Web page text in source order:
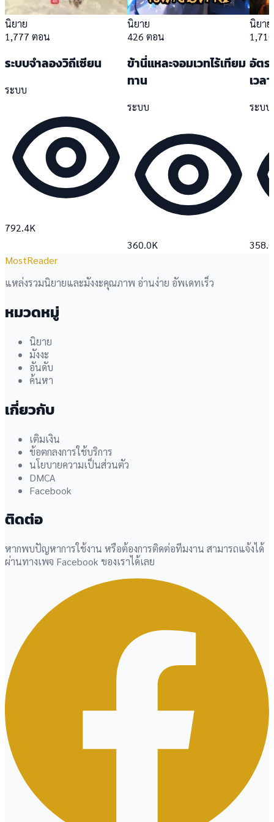
นิยาย
1,777 ตอน
ระบบจำลองวิถีเซียน
ระบบ
792.4K
นิยาย
426 ตอน
ข้านี่แหละจอมเวทไร้เทียม
ทาน
ระบบ
360.0K
นิยาย
อัตร
เวล
ระบบ
MostReader
แหล่งรวมนิยายและมังงะคุณภาพ อ่านง่าย อัพเดทเร็ว
หมวดหมู่
นิยาย
มังงะ
อันดับ
ค้นหา
เกี่ยวกับ
เติมเงิน
ข้อตกลงการใช้บริการ
นโยบายความเป็นส่วนตัว
DMCA
Facebook
ติดต่อ
หากพบปัญหาการใช้งาน หรือต้องการติดต่อทีมงาน สามารถแจ้งได้
ผ่านทางเพจ Facebook ของเราได้เลย